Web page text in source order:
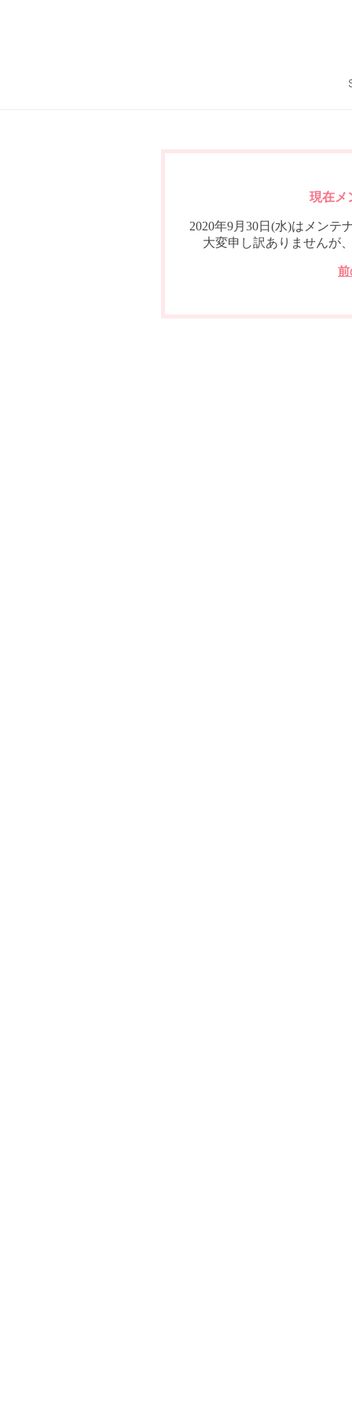
現在メ
2020年9月30日(水)はメンテ
大変申し訳ありませんが
前